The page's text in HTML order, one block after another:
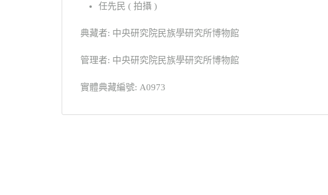
任先民 ( 拍攝 )
典藏者: 中央研究院民族學研究所博物館
管理者: 中央研究院民族學研究所博物館
實體典藏編號: A0973